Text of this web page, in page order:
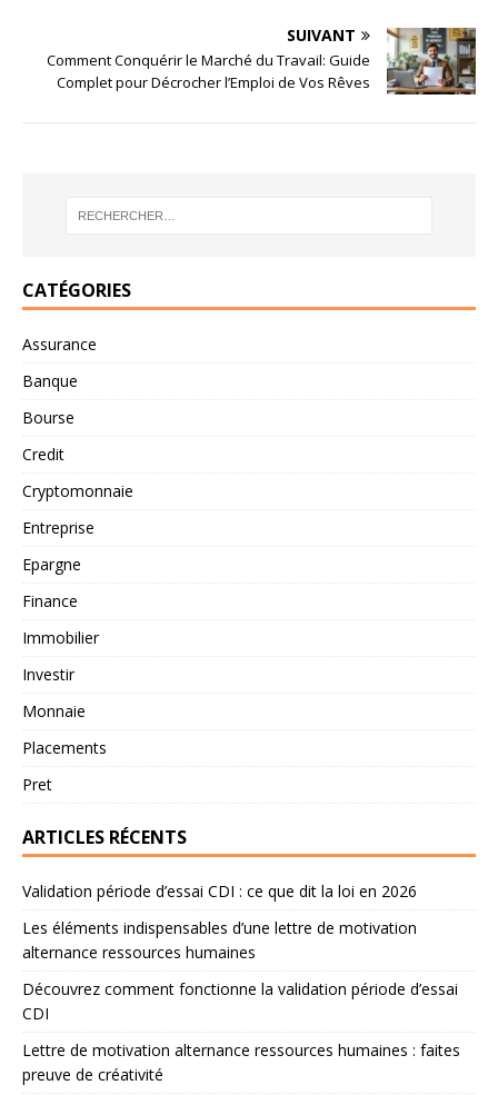
SUIVANT
Comment Conquérir le Marché du Travail: Guide
Complet pour Décrocher l’Emploi de Vos Rêves
CATÉGORIES
Assurance
Banque
Bourse
Credit
Cryptomonnaie
Entreprise
Epargne
Finance
Immobilier
Investir
Monnaie
Placements
Pret
ARTICLES RÉCENTS
Validation période d’essai CDI : ce que dit la loi en 2026
Les éléments indispensables d’une lettre de motivation
alternance ressources humaines
Découvrez comment fonctionne la validation période d’essai
CDI
Lettre de motivation alternance ressources humaines : faites
preuve de créativité